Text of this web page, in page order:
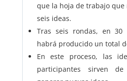
que la hoja de trabajo que
seis ideas.
Tras seis rondas, en
habrá producido un total
En este proceso, las
participantes sirven